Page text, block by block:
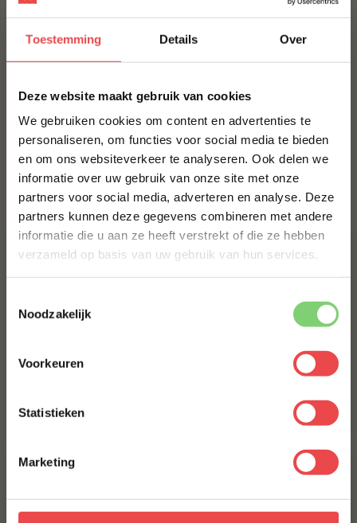
Toestemming Details Over
Deze website maakt gebruik van cookies
We gebruiken cookies om content en advertenties te
personaliseren, om functies voor social media te bieden
en om ons websiteverkeer te analyseren. Ook delen we
informatie over uw gebruik van onze site met onze
partners voor social media, adverteren en analyse. Deze
partners kunnen deze gegevens combineren met andere
informatie die u aan ze heeft verstrekt of die ze hebben
verzameld op basis van uw gebruik van hun services.
Noodzakelijk
Voorkeuren
Statistieken
Marketing
BBQUALITY PORK RUB
BBQUALITY THE ORIGINAL
€ 6,95
Bestel alles
BBQuality The Original
€ 6,95
10% korting op je
eerste bestelling*
Schrijf je in voor onze nieuwsbrief en ontvang direct
10% korting op jouw eerste bestelling.
VOORNAAM
ACHTERNAAM